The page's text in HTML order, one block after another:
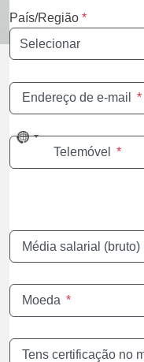
País/Região *
Endereço de e-mail *
No
countryTelemóvel *
Média salarial (bruto)
Moeda *